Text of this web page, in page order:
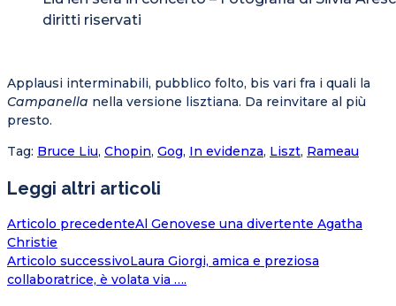
diritti riservati
Applausi interminabili, pubblico folto, bis vari fra i quali la
Campanella nella versione lisztiana. Da reinvitare al più
presto.
Tag: Bruce Liu, Chopin, Gog, In evidenza, Liszt, Rameau
Leggi altri articoli
Articolo precedenteAl Genovese una divertente Agatha
Christie
Articolo successivoLaura Giorgi, amica e preziosa
collaboratrice, è volata via ….